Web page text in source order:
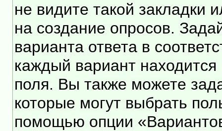
не видите такой
на создание опросов.
варианта ответа в
каждый вариант находится
поля. Вы также можете
которые могут выбрать
помощью опции